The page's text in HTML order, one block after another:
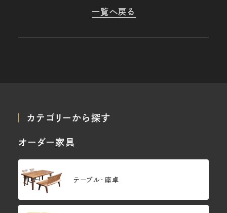
一覧へ戻る
カテゴリーから探す
オーダー家具
テーブル・座卓